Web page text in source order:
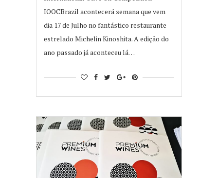
IOOCBrazil acontecerá semana que vem
dia 17 de Julho no fantástico restaurante
estrelado Michelin Kinoshita. A edição do
ano passado já aconteceu lá…